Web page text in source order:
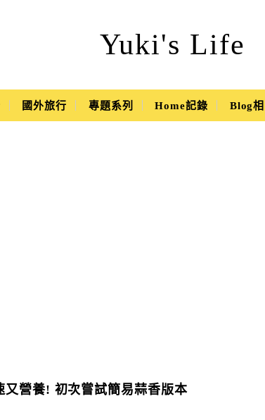
Yuki's Life
國外旅行 專題系列 Home記錄 Blog相
又營養! 初次嘗試簡易蒜香版本